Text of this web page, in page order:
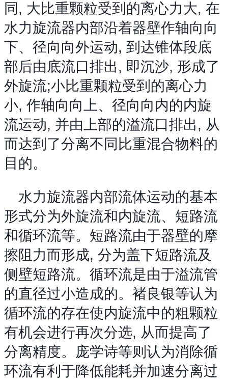
同, 大比重颗粒受到的离心力大, 在
水力旋流器内部沿着器壁作轴向向
下、径向向外运动, 到达锥体段底
部后由底流口排出, 即沉沙, 形成了
外旋流;小比重颗粒受到的离心力
小, 作轴向向上、径向向内的内旋
流运动, 并由上部的溢流口排出, 从
而达到了分离不同比重混合物料的
目的。
水力旋流器内部流体运动的基本
形式分为外旋流和内旋流、短路流
和循环流等。短路流由于器壁的摩
擦阻力而形成, 分为盖下短路流及
侧壁短路流。循环流是由于溢流管
的直径过小造成的。褚良银等认为
循环流的存在使内旋流中的粗颗粒
有机会进行再次分选, 从而提高了
分离精度。庞学诗等则认为消除循
环流有利于降低能耗并加速分离过